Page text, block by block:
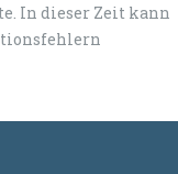
In dieser Zeit kann